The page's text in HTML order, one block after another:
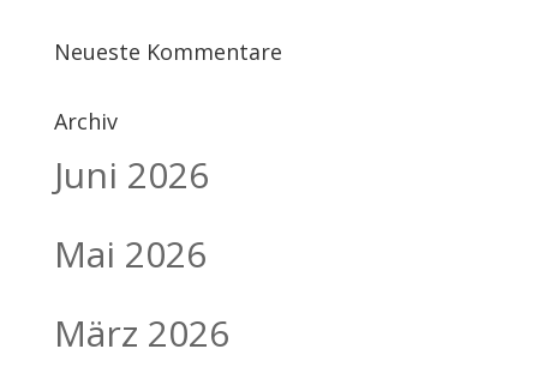
Neueste Kommentare
Archiv
Juni 2026
Mai 2026
März 2026